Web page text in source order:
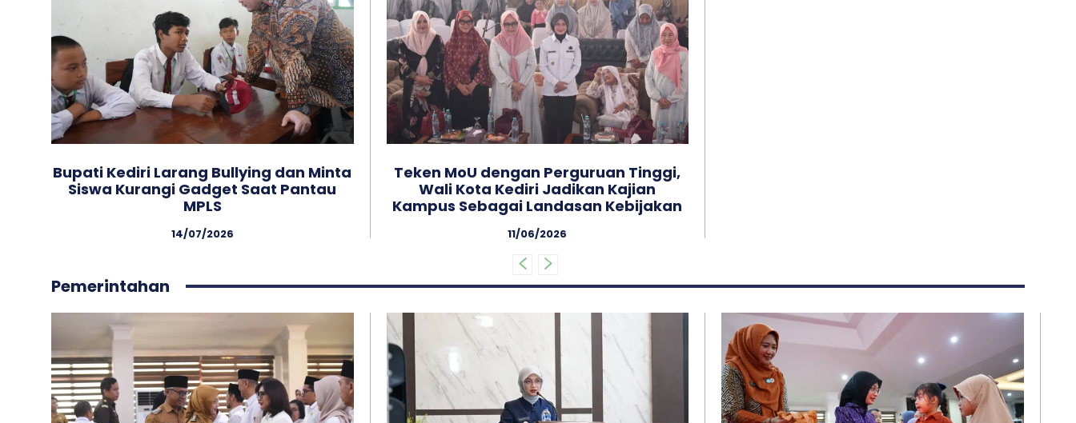
Bupati Kediri Larang Bullying dan Minta
Siswa Kurangi Gadget Saat Pantau
MPLS
14/07/2026
Teken MoU dengan Perguruan Tinggi,
Wali Kota Kediri Jadikan Kajian
Kampus Sebagai Landasan Kebijakan
11/06/2026
Pemerintahan